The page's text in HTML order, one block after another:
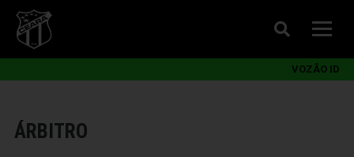
VOZÃO ID
ÁRBITRO